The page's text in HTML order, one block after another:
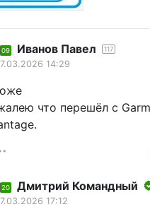
09 Иванов Павел 117
14:29
что перешёл с
20 Дмитрий Командный
17:12